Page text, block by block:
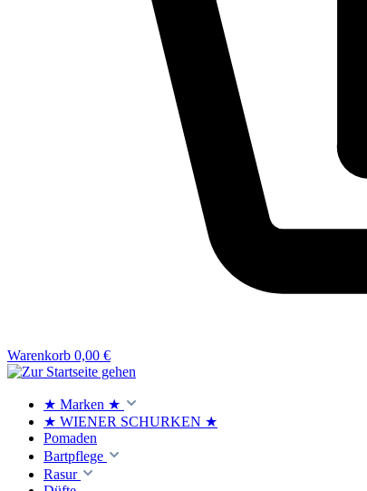
Warenkorb 0,00 €
★ Marken ★
★ WIENER SCHURKEN ★
Pomaden
Bartpflege
Rasur